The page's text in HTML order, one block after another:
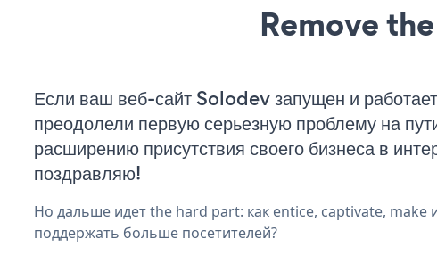
Remove
Если ваш веб-сайт Solodev запущен и
преодолели первую серьезную проблему на
расширению присутствия своего бизнеса в
поздравляю!
Но дальше идет the hard part: как entice, captivate, make
поддержать больше посетителей?